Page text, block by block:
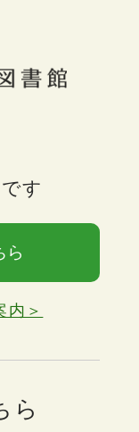
です
ら
内＞
ら